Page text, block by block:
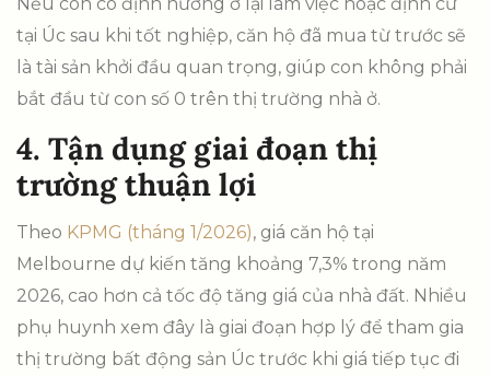
Nếu con có định hướng ở lại làm việc hoặc định cư
tại Úc sau khi tốt nghiệp, căn hộ đã mua từ trước sẽ
là tài sản khởi đầu quan trọng, giúp con không phải
bắt đầu từ con số 0 trên thị trường nhà ở.
4. Tận dụng giai đoạn thị
trường thuận lợi
Theo KPMG (tháng 1/2026), giá căn hộ tại
Melbourne dự kiến tăng khoảng 7,3% trong năm
2026, cao hơn cả tốc độ tăng giá của nhà đất. Nhiều
phụ huynh xem đây là giai đoạn hợp lý để tham gia
thị trường bất động sản Úc trước khi giá tiếp tục đi